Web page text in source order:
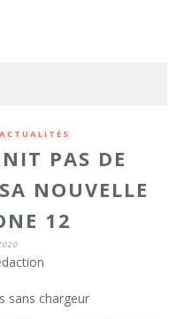
ACTUALITÉS
PAS DE
NOUVELLE
12